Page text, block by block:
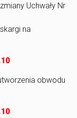
Uchwały Nr
na
obwodu